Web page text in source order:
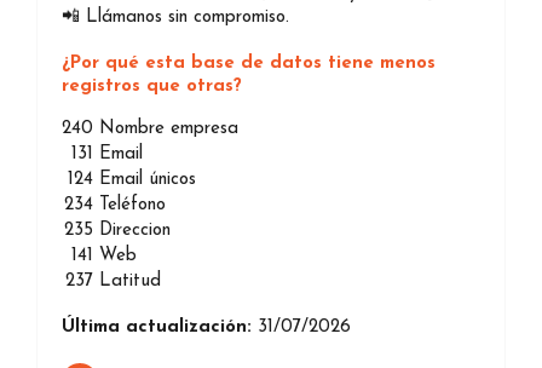
📲 Llámanos sin compromiso.
¿Por qué esta base de datos tiene menos
registros que otras?
240 Nombre empresa
131
Email
124 Email únicos
234
Teléfono
235 Direccion
141 Web
237 Latitud
Última actualización: 31/07/2026